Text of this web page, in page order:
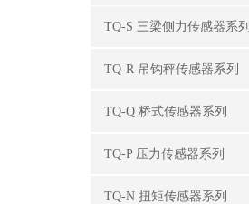
TQ-S 三梁侧力传感器系列
TQ-R 吊钩秤传感器系列
TQ-Q 桥式传感器系列
TQ-P 压力传感器系列
TQ-N 扭矩传感器系列